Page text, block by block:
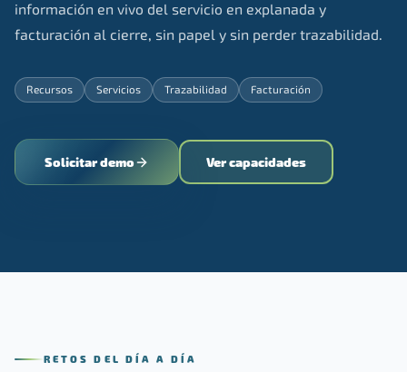
información en vivo del servicio en explanada y
facturación al cierre, sin papel y sin perder trazabilidad.
Recursos Servicios Trazabilidad Facturación
Solicitar demo Ver capacidades
RETOS DEL DÍA A DÍA